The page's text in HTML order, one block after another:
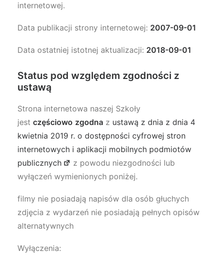
internetowej.
Data publikacji strony internetowej: 2007-09-01
Data ostatniej istotnej aktualizacji: 2018-09-01
Status pod względem zgodności z
ustawą
Strona internetowa naszej Szkoły
jest częściowo zgodna z ustawą z dnia z dnia 4
kwietnia 2019 r. o dostępności cyfrowej stron
internetowych i aplikacji mobilnych podmiotów
publicznych
z powodu niezgodności lub
wyłączeń wymienionych poniżej.
filmy nie posiadają napisów dla osób głuchych
zdjęcia z wydarzeń nie posiadają pełnych opisów
alternatywnych
Wyłączenia: